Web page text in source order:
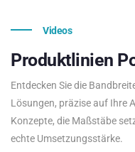
Videos
Produktlinien
Entdecken Sie die
Lösungen, präzise auf Ihre
Konzepte, die Maßstäbe
echte Umsetzungsstärke.